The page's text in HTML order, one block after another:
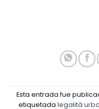
Esta entrada fue
etiquetada legalità